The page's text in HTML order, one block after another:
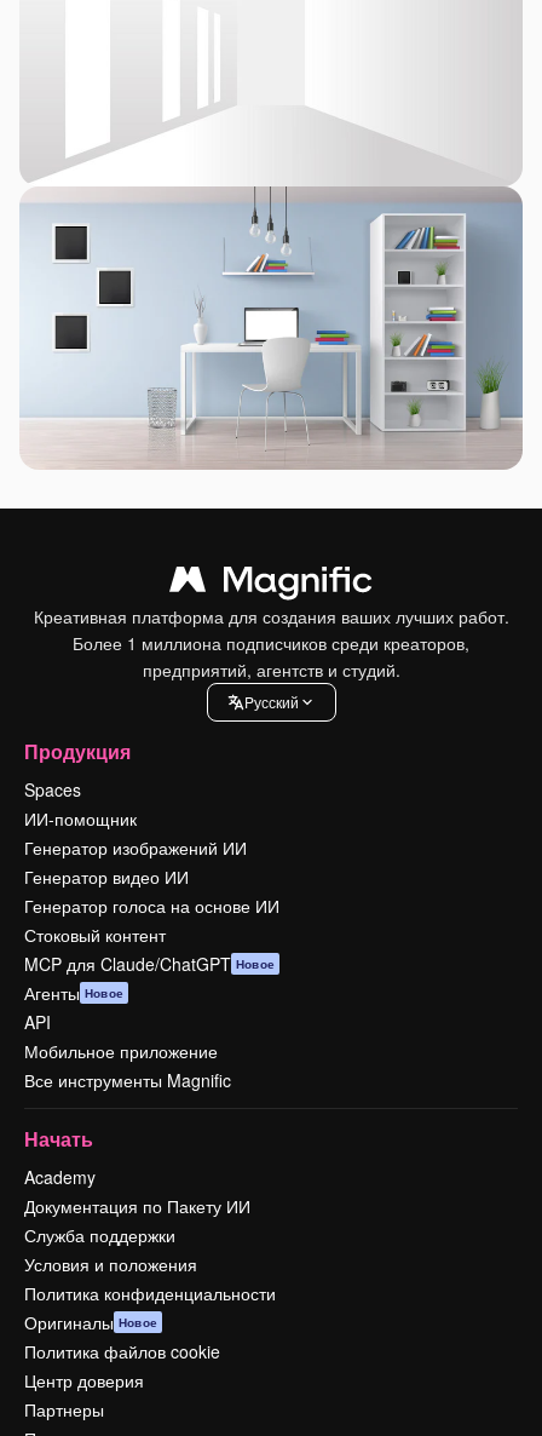
Креативная платформа для создания ваших лучших работ.
Более 1 миллиона подписчиков среди креаторов,
предприятий, агентств и студий.
Pусский
Продукция
Spaces
ИИ-помощник
Генератор изображений ИИ
Генератор видео ИИ
Генератор голоса на основе ИИ
Стоковый контент
MCP для Claude/ChatGPT Новое
Агенты Новое
API
Мобильное приложение
Все инструменты Magnific
Начать
Academy
Документация по Пакету ИИ
Служба поддержки
Условия и положения
Политика конфиденциальности
Оригиналы Новое
Политика файлов cookie
Центр доверия
Партнеры